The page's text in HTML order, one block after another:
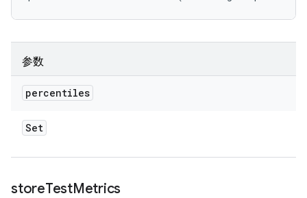
参数
percentiles
Set
storeTestMetrics